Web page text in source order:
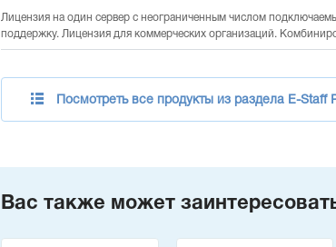
Лицензия на один сервер с неограниченным числом
поддержку. Лицензия для коммерческих организаций.
Посмотреть все продукты из раздела E-Staff
Вас также может